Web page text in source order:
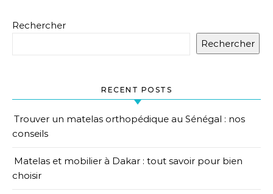
Rechercher
Rechercher
RECENT POSTS
Trouver un matelas orthopédique au Sénégal : nos
conseils
Matelas et mobilier à Dakar : tout savoir pour bien
choisir